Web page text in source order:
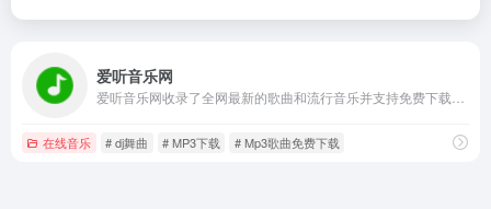
爱听音乐网
在线音乐 # dj舞曲 # MP3下载 # Mp3歌曲免费下载